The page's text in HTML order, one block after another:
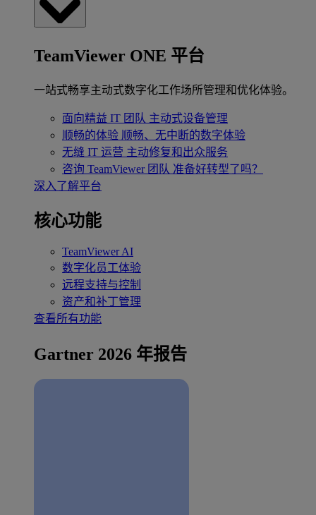
TeamViewer ONE 平台
一站式畅享主动式数字化工作场所管理和优化体验。
面向精益 IT 团队 主动式设备管理
顺畅的体验 顺畅、无中断的数字体验
无缝 IT 运营 主动修复和出众服务
咨询 TeamViewer 团队 准备好转型了吗？
深入了解平台
核心功能
TeamViewer AI
数字化员工体验
远程支持与控制
资产和补丁管理
查看所有功能
Gartner 2026 年报告